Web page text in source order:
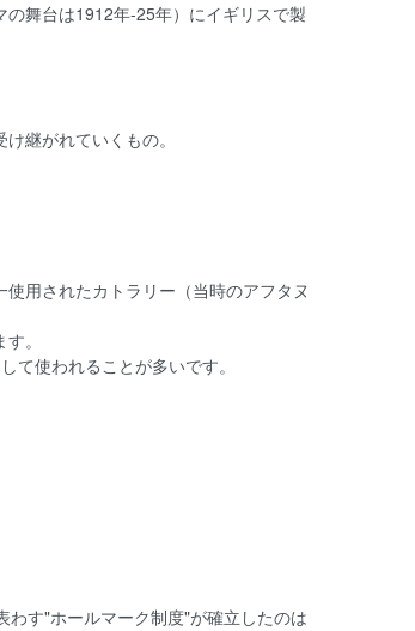
舞台は1912年-25年）にイギリスで製
継がれていくもの。
用されたカトラリー（当時のアフタヌ
。
て使われることが多いです。
す"ホールマーク制度"が確立したのは